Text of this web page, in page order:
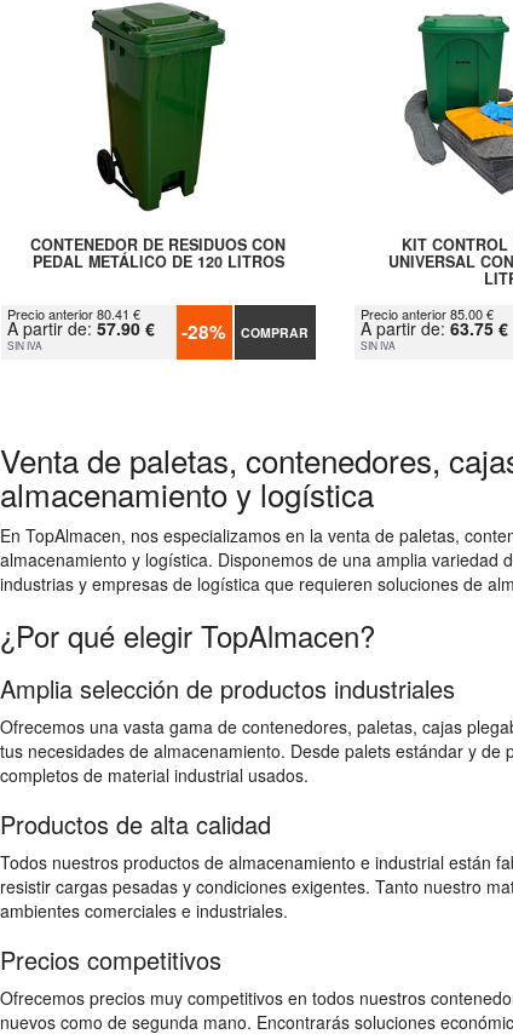
CONTENEDOR DE RESIDUOS CON
PEDAL METÁLICO DE 120 LITROS
Precio anterior 80.41 €
A partir de: 57.90 €
SIN IVA -28% COMPRAR
KIT CONTROL
UNIVERSAL
Precio anterior 85.00 €
A partir de: 63.75 €
SIN IVA
Venta de paletas, contenedores,
almacenamiento y logística
En TopAlmacen, nos especializamos en la venta de paletas,
almacenamiento y logística. Disponemos de una amplia
industrias y empresas de logística que requieren soluciones de
¿Por qué elegir TopAlmacen?
Amplia selección de productos industriales
Ofrecemos una vasta gama de contenedores, paletas, cajas
tus necesidades de almacenamiento. Desde palets estándar y
completos de material industrial usados.
Productos de alta calidad
Todos nuestros productos de almacenamiento e industrial están
resistir cargas pesadas y condiciones exigentes. Tanto nuestro
ambientes comerciales e industriales.
Precios competitivos
Ofrecemos precios muy competitivos en todos nuestros
nuevos como de segunda mano. Encontrarás soluciones